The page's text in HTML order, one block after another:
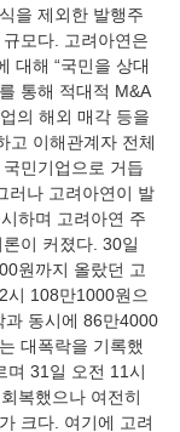
을 제외한 발행주
모다. 고려아연은
대해 “국민을 상대
통해 적대적 M&A
의 해외 매각 등을
고 이해관계자 전체
민기업으로 거듭
러나 고려아연이 발
하며 고려아연 주
이 커졌다. 30일
원까지 올랐던 고
시 108만1000원으
과 동시에 86만4000
대폭락을 기록했
며 31일 오전 11시
복했으나 여전히
크다. 여기에 고려